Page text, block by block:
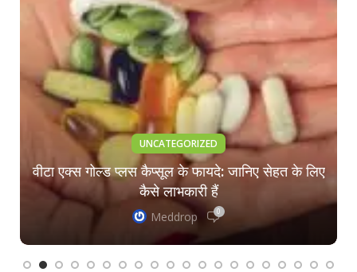
UNCATEGORIZED
वीटा एक्स गोल्ड प्लस कैप्सूल के फायदे: जानिए सेहत के लिए
कैसे लाभकारी हैं
Meddrop 0